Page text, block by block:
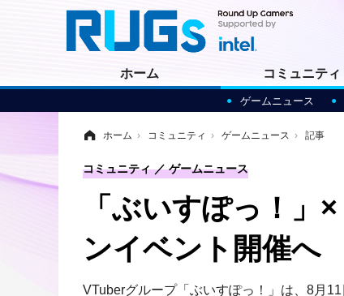
ホーム コミュニティ
ゲームニュース
ホーム › コミュニティ › ゲームニュース › 記事
「ぶいすぽっ！」
ンイベント開催へ
VTuberグループ「ぶいすぽっ！」は、8月
コミュニティ ゲームニュース